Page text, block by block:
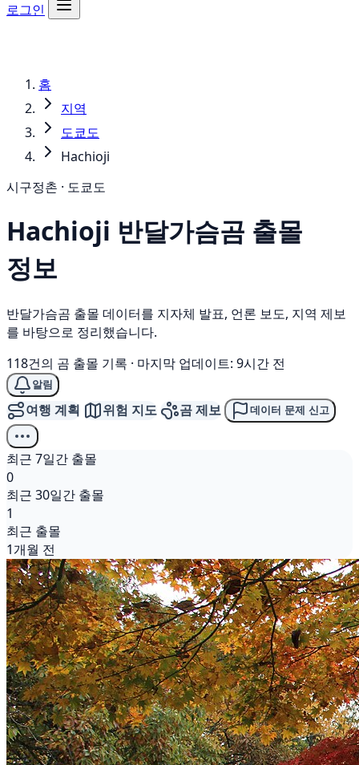
로그인
홈
지역
도쿄도
Hachioji
시구정촌 · 도쿄도
Hachioji 반달가슴곰 출몰
정보
반달가슴곰 출몰 데이터를 지자체 발표, 언론 보도, 지역 제보
를 바탕으로 정리했습니다.
118건의 곰 출몰 기록 · 마지막 업데이트: 9시간 전
알림
여행 계획 위험 지도 곰 제보 데이터 문제 신고
최근 7일간 출몰
0
최근 30일간 출몰
1
최근 출몰
1개월 전